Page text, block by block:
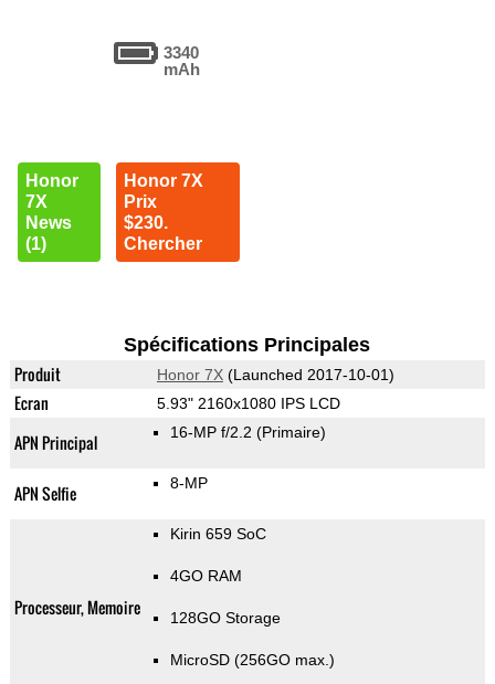
3340
mAh
Honor
7X
News
(1)
Honor 7X
Prix
$230.
Chercher
Spécifications Principales
Produit Honor 7X(Launched 2017-10-01)
Ecran 5.93" 2160x1080 IPS LCD
APN Principal 16-MP f/2.2 (Primaire)
APN Selfie 8-MP
Processeur, Memoire
Kirin 659 SoC
4GO RAM
128GO Storage
MicroSD (256GO max.)